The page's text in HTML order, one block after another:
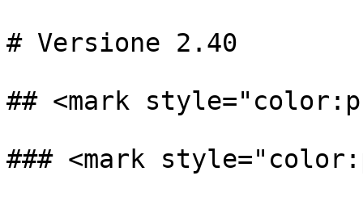
# Versione 2.40
## <mark
### <mark